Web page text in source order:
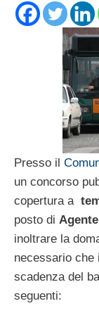
Presso il
un concorso
copertura a
posto di
inoltrare la
necessario che
scadenza del
seguenti: